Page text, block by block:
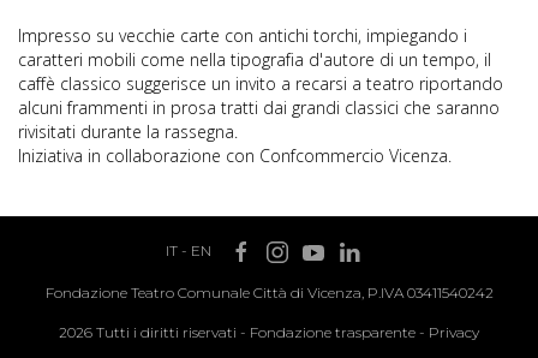
Impresso su vecchie carte con antichi torchi, impiegando i
caratteri mobili come nella tipografia d'autore di un tempo, il
caffè classico suggerisce un invito a recarsi a teatro riportando
alcuni frammenti in prosa tratti dai grandi classici che saranno
rivisitati durante la rassegna.
Iniziativa in collaborazione con Confcommercio Vicenza.
IT- EN
Fondazione Teatro Comunale Città di Vicenza, P.IVA 03411540242
2026 Tutti i diritti riservati - Fondazione trasparente - Privacy